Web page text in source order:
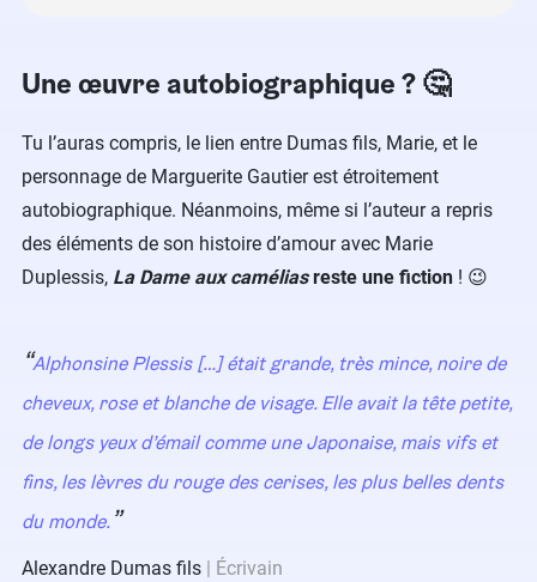
Une œuvre autobiographique ?​ 🤔
Tu l’auras compris, le lien entre Dumas fils, Marie, et le
personnage de Marguerite Gautier est étroitement
autobiographique. Néanmoins, même si l’auteur a repris
des éléments de son histoire d’amour avec Marie
Duplessis, La Dame aux caméliasreste une fiction !​ 😉
Alphonsine Plessis[…] était grande, très mince, noire de
cheveux,rose et blanche de visage. Elle avait la tête petite,
de longs yeux d’émail comme une Japonaise, mais vifs et
fins,les lèvres du rouge des cerises, les plus belles dents
du monde.
Alexandre Dumas fils Écrivain